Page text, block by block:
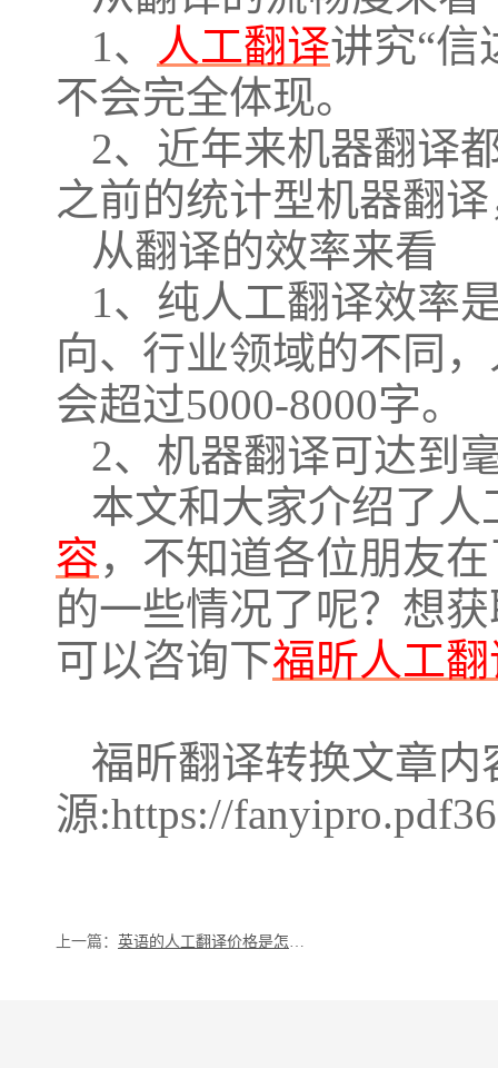
1、
人工翻译讲究“信
不会完全体现。
2、近年来机器翻译
之前的统计型机器翻
从翻译的效率来看
1、纯人工翻译效率
向、行业领域的不同
会超过5000-8000字。
2、机器翻译可达到
本文和大家介绍了人
容，不知道各位朋友
的一些情况了呢？想
可以咨询下福昕人工
福昕翻译转换文章内
源:https://
上一篇： 英语的人工翻译价格是怎么算的呢？